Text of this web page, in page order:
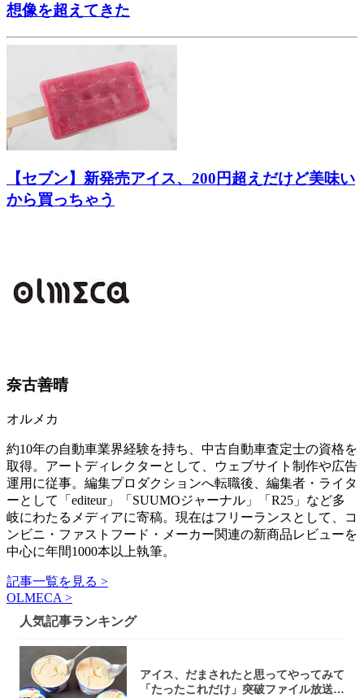
想像を超えてきた
【セブン】新発売アイス、200円超えだけど美味い
から買っちゃう
奈古善晴
オルメカ
約10年の自動車業界経験を持ち、中古自動車査定士の資格を
取得。アートディレクターとして、ウェブサイト制作や広告
運用に従事。編集プロダクションへ転職後、編集者・ライタ
ーとして「editeur」「SUUMOジャーナル」「R25」など多
岐にわたるメディアに寄稿。現在はフリーランスとして、コ
ンビニ・ファストフード・メーカー関連の新商品レビューを
中心に年間1000本以上執筆。
記事一覧を見る >
OLMECA >
人気記事ランキング
アイス、だまされたと思ってやってみて
「たったこれだけ」突破ファイル放送で